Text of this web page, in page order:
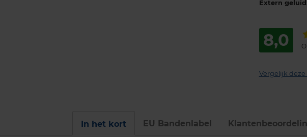
Extern
8,0
Vergelijk
In het kort EU Bandenlabel